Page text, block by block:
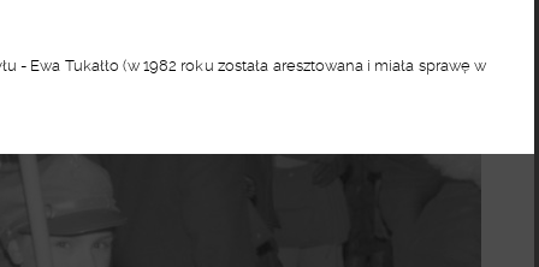
Ewa Tukałło (w 1982 roku została aresztowana i miała sprawę w